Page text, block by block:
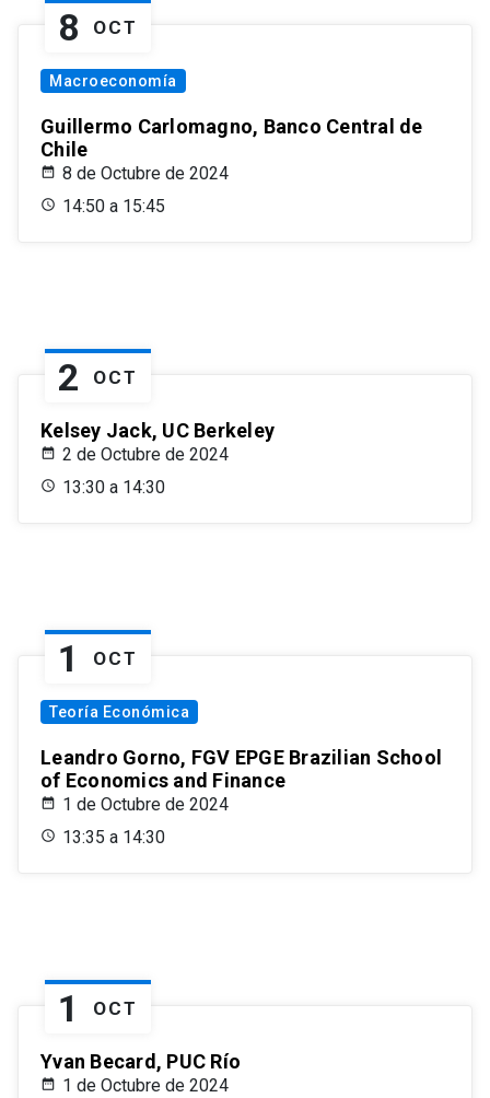
8 OCT
Macroeconomía
Guillermo Carlomagno, Banco Central de
Chile
8 de Octubre de 2024
14:50 a 15:45
2 OCT
Kelsey Jack, UC Berkeley
2 de Octubre de 2024
13:30 a 14:30
1 OCT
Teoría Económica
Leandro Gorno, FGV EPGE Brazilian School
of Economics and Finance
1 de Octubre de 2024
13:35 a 14:30
1 OCT
Yvan Becard, PUC Río
1 de Octubre de 2024